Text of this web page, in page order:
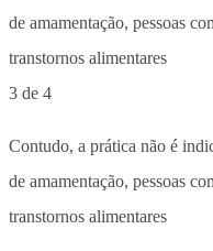
3 de 4
Contudo, a prática não é
de amamentação, pessoas
transtornos alimentares